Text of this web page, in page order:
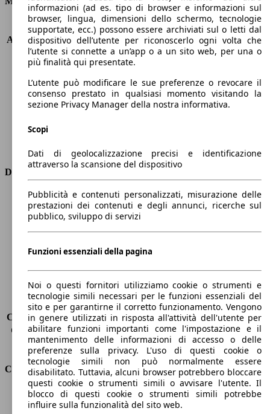
KW (PS)
103 kW (140 PS)
Accelerazione (0-100 km/h)
10.1s
Velocità massima (km/h)
195 km/h
Numero di marce
6
Coppia
240 nm
Cilindrata
1332 ccm
Carburante
Benzina
Trasmissione
Dimensioni
Lunghezza
4410 mm
Altezza
1650 mm
Larghezza
Peso massimo
2018 kg
Sedili
5
Carico sul tetto
-
Capacità di traino (senza freni) -
Capacità di traino (con freni)
1850 kg
Volume del bagagliaio
572 - 2618 l
Consumi
Emissioni di CO2*
122 g/km (komb.)
Consumo (urbano)
6.8 l/100km
informazioni (ad es. tipo di browser e informazioni sul
browser, lingua, dimensioni dello schermo, tecnologie
supportate, ecc.) possono essere archiviati sul o letti dal
dispositivo dell’utente per riconoscerlo ogni volta che
l’utente si connette a un’app o a un sito web, per una o
più finalità qui presentate.
L’utente può modificare le sue preferenze o revocare il
consenso prestato in qualsiasi momento visitando la
sezione Privacy Manager della nostra informativa.
Scopi
Dati di geolocalizzazione precisi e identificazione
attraverso la scansione del dispositivo
Pubblicità e contenuti personalizzati, misurazione delle
prestazioni dei contenuti e degli annunci, ricerche sul
pubblico, sviluppo di servizi
Funzioni essenziali della pagina
Noi o questi fornitori utilizziamo cookie o strumenti e
tecnologie simili necessari per le funzioni essenziali del
sito e per garantirne il corretto funzionamento. Vengono
in genere utilizzati in risposta all'attività dell'utente per
abilitare funzioni importanti come l'impostazione e il
mantenimento delle informazioni di accesso o delle
preferenze sulla privacy. L'uso di questi cookie o
tecnologie simili non può normalmente essere
disabilitato. Tuttavia, alcuni browser potrebbero bloccare
questi cookie o strumenti simili o avvisare l'utente. Il
blocco di questi cookie o strumenti simili potrebbe
influire sulla funzionalità del sito web.